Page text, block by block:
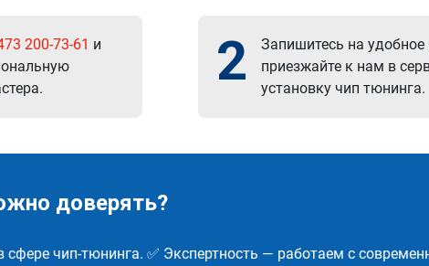
200-73-61 и
2
Запишитесь на удобное
приезжайте к нам в
установку чип тюнинга.
доверять?
сфере чип-тюнинга. ✅ Экспертность — работаем с